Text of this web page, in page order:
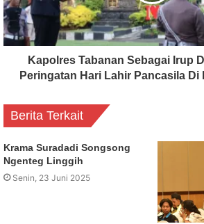
Kapolres Tabanan Sebagai Irup
Peringatan Hari Lahir Pancasila Di
Berita Terkait
Krama Suradadi Songsong
Ngenteg Linggih
Senin, 23 Juni 2025